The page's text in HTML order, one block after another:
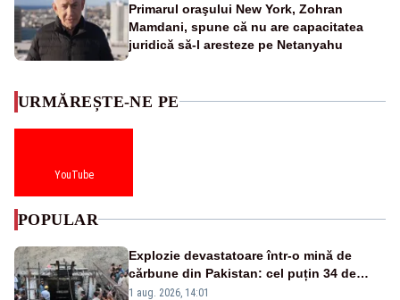
Primarul oraşului New York, Zohran
Mamdani, spune că nu are capacitatea
juridică să-l aresteze pe Netanyahu
URMĂREȘTE-NE PE
YouTube
POPULAR
Explozie devastatoare într-o mină de
cărbune din Pakistan: cel puțin 34 de
morți - VIDEO
1 aug. 2026, 14:01